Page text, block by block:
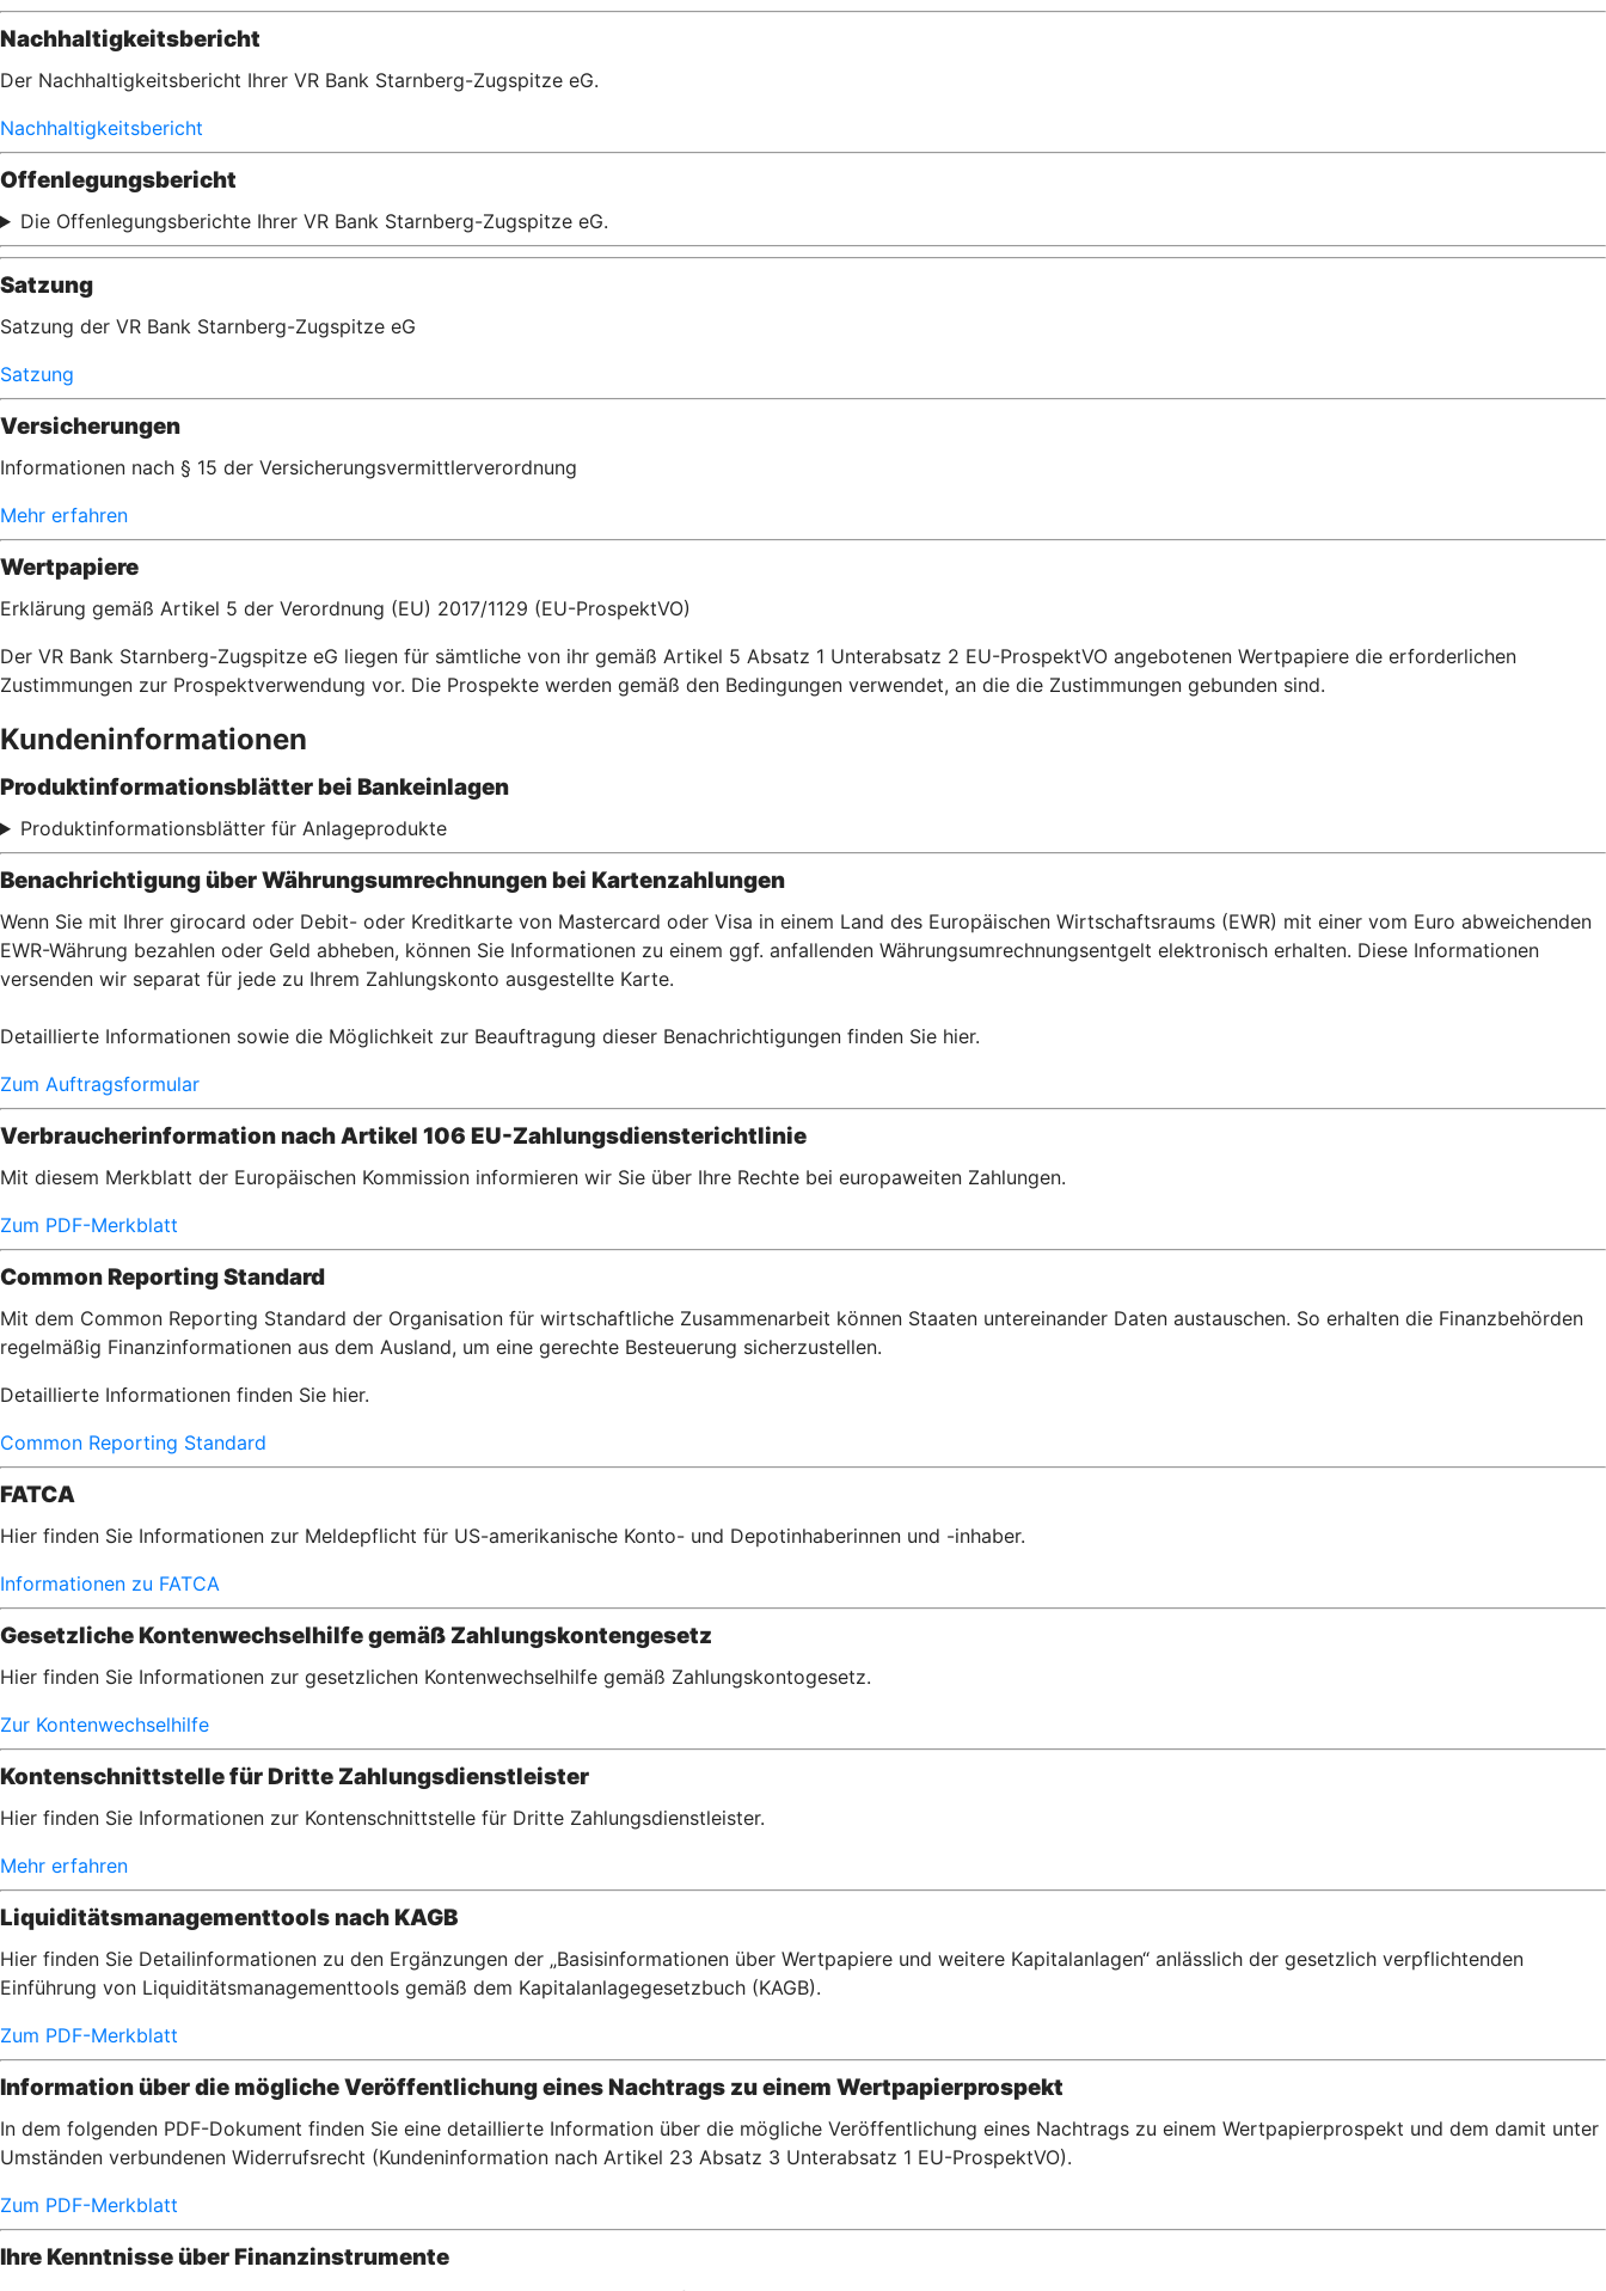
Nachhaltigkeitsbericht
Der Nachhaltigkeitsbericht Ihrer VR Bank Starnberg-Zugspitze eG.
Nachhaltigkeitsbericht
Offenlegungsbericht
Die Offenlegungsberichte Ihrer VR Bank Starnberg-Zugspitze eG.
Satzung
Satzung der VR Bank Starnberg-Zugspitze eG
Satzung
Versicherungen
Informationen nach § 15 der Versicherungsvermittlerverordnung
Mehr erfahren
Wertpapiere
Erklärung gemäß Artikel 5 der Verordnung (EU) 2017/1129 (EU-ProspektVO)
Der VR Bank Starnberg-Zugspitze eG liegen für sämtliche von ihr gemäß Artikel 5 Absatz 1 Unterabsatz 2 EU-ProspektVO angebotenen Wertpapiere die erforderlichen
Zustimmungen zur Prospektverwendung vor. Die Prospekte werden gemäß den Bedingungen verwendet, an die die Zustimmungen gebunden sind.
Kundeninformationen
Produktinformationsblätter bei Bankeinlagen
Produktinformationsblätter für Anlageprodukte
Benachrichtigung über Währungsumrechnungen bei Kartenzahlungen
Wenn Sie mit Ihrer girocard oder Debit- oder Kreditkarte von Mastercard oder Visa in einem Land des Europäischen Wirtschaftsraums (EWR) mit einer vom Euro abweichenden
EWR-Währung bezahlen oder Geld abheben, können Sie Informationen zu einem ggf. anfallenden Währungsumrechnungsentgelt elektronisch erhalten. Diese Informationen
versenden wir separat für jede zu Ihrem Zahlungskonto ausgestellte Karte.
Detaillierte Informationen sowie die Möglichkeit zur Beauftragung dieser Benachrichtigungen finden Sie hier.
Zum Auftragsformular
Verbraucherinformation nach Artikel 106 EU-Zahlungsdiensterichtlinie
Mit diesem Merkblatt der Europäischen Kommission informieren wir Sie über Ihre Rechte bei europaweiten Zahlungen.
Zum PDF-Merkblatt
Common Reporting Standard
Mit dem Common Reporting Standard der Organisation für wirtschaftliche Zusammenarbeit können Staaten untereinander Daten austauschen. So erhalten die Finanzbehörden
regelmäßig Finanzinformationen aus dem Ausland, um eine gerechte Besteuerung sicherzustellen.
Detaillierte Informationen finden Sie hier.
Common Reporting Standard
FATCA
Hier finden Sie Informationen zur Meldepflicht für US-amerikanische Konto- und Depotinhaberinnen und -inhaber.
Informationen zu FATCA
Gesetzliche Kontenwechselhilfe gemäß Zahlungskontengesetz
Hier finden Sie Informationen zur gesetzlichen Kontenwechselhilfe gemäß Zahlungskontogesetz.
Zur Kontenwechselhilfe
Kontenschnittstelle für Dritte Zahlungsdienstleister
Hier finden Sie Informationen zur Kontenschnittstelle für Dritte Zahlungsdienstleister.
Mehr erfahren
Liquiditätsmanagementtools nach KAGB
Hier finden Sie Detailinformationen zu den Ergänzungen der „Basisinformationen über Wertpapiere und weitere Kapitalanlagen“ anlässlich der gesetzlich verpflichtenden
Einführung von Liquiditätsmanagementtools gemäß dem Kapitalanlagegesetzbuch (KAGB).
Zum PDF-Merkblatt
Information über die mögliche Veröffentlichung eines Nachtrags zu einem Wertpapierprospekt
In dem folgenden PDF-Dokument finden Sie eine detaillierte Information über die mögliche Veröffentlichung eines Nachtrags zu einem Wertpapierprospekt und dem damit unter
Umständen verbundenen Widerrufsrecht (Kundeninformation nach Artikel 23 Absatz 3 Unterabsatz 1 EU-ProspektVO).
Zum PDF-Merkblatt
Ihre Kenntnisse über Finanzinstrumente